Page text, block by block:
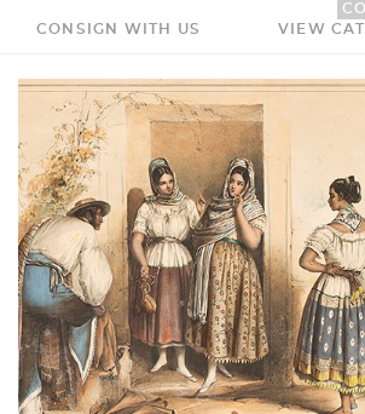
CONSIGN WITH US VIEW